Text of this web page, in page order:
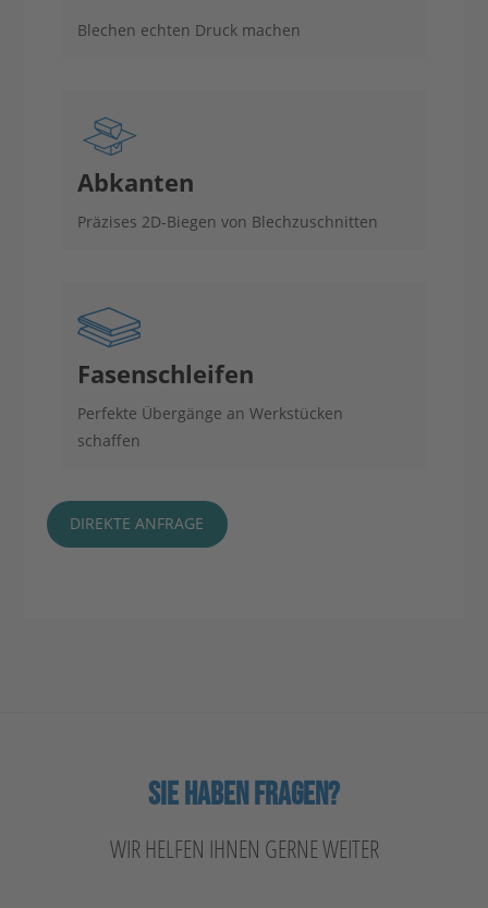
Blechen echten Druck machen
Abkanten
Präzises 2D-Biegen von Blechzuschnitten
Fasen­schleifen
Perfekte Übergänge an Werkstücken
schaffen
DIREKTE ANFRAGE
SIE HABEN FRAGEN?
WIR HELFEN IHNEN GERNE WEITER